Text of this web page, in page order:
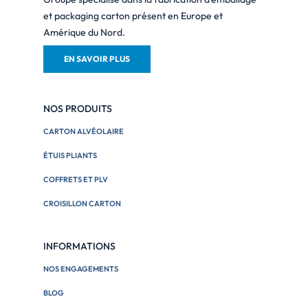
et packaging carton présent en Europe et
Amérique du Nord.
EN SAVOIR PLUS
NOS PRODUITS
CARTON ALVÉOLAIRE
ÉTUIS PLIANTS
COFFRETS ET PLV
CROISILLON CARTON
INFORMATIONS
NOS ENGAGEMENTS
BLOG